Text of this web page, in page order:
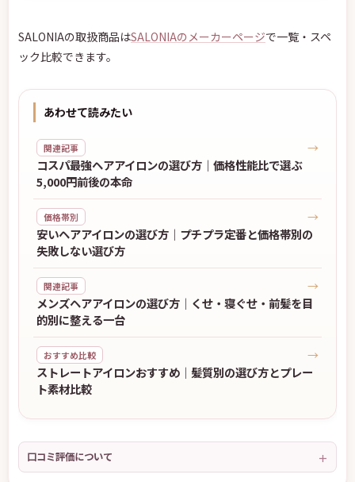
SALONIAの取扱商品はSALONIAのメーカーページで一覧・スペ
ック比較できます。
あわせて読みたい
関連記事
コスパ最強ヘアアイロンの選び方｜価格性能比で選ぶ
5,000円前後の本命
→
価格帯別
安いヘアアイロンの選び方｜プチプラ定番と価格帯別の
失敗しない選び方
→
関連記事
メンズヘアアイロンの選び方｜くせ・寝ぐせ・前髪を目
的別に整える一台
→
おすすめ比較
ストレートアイロンおすすめ｜髪質別の選び方とプレー
ト素材比較
→
口コミ評価について